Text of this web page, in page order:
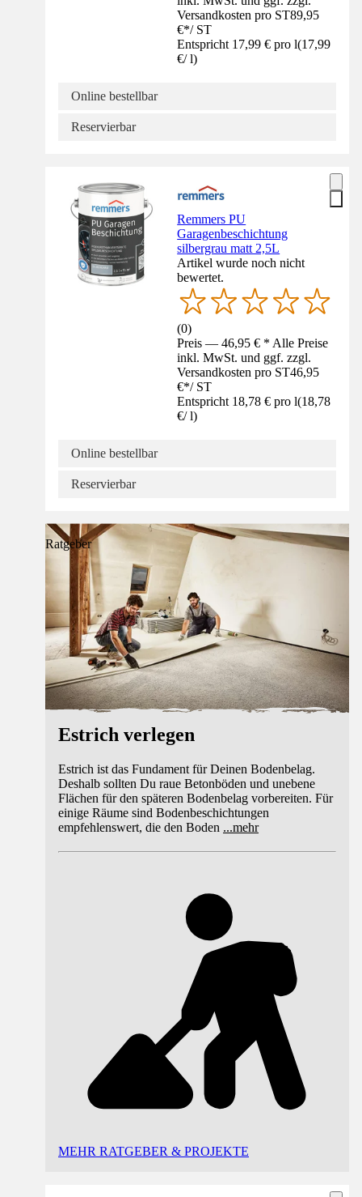
Versandkosten pro ST89,95
€*/ ST
Entspricht 17,99 € pro l(17,99
€/ l)
Online bestellbar
Reservierbar
Remmers PU
Garagenbeschichtung
silbergrau matt 2,5L
Artikel wurde noch nicht
bewertet.
(0)
Preis — 46,95 € * Alle Preise
inkl. MwSt. und ggf. zzgl.
Versandkosten pro ST46,95
€*/ ST
Entspricht 18,78 € pro l(18,78
€/ l)
Online bestellbar
Reservierbar
Ratgeber
Estrich verlegen
Estrich ist das Fundament für Deinen Bodenbelag.
Deshalb sollten Du raue Betonböden und unebene
Flächen für den späteren Bodenbelag vorbereiten. Für
einige Räume sind Bodenbeschichtungen
empfehlenswert, die den Boden ...mehr
MEHR RATGEBER & PROJEKTE